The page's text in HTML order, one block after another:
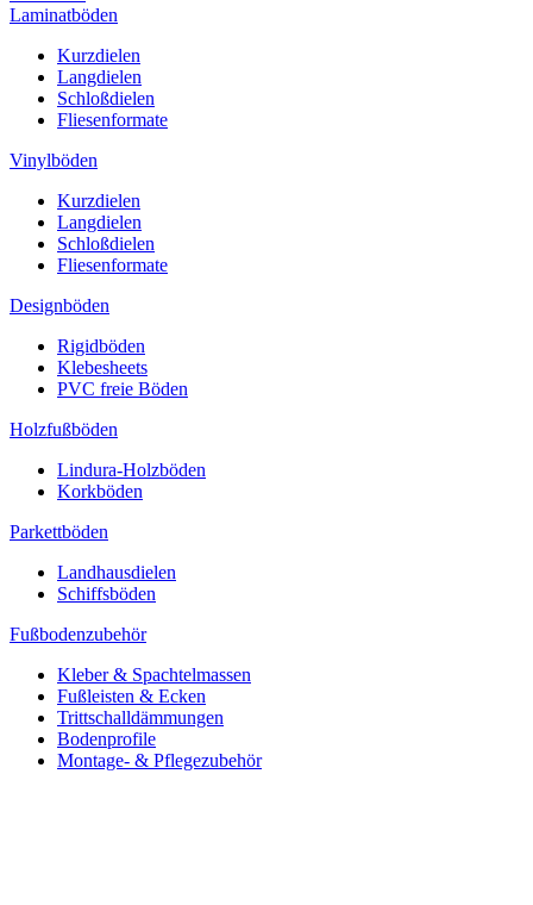
Laminatböden
Kurzdielen
Langdielen
Schloßdielen
Fliesenformate
Vinylböden
Kurzdielen
Langdielen
Schloßdielen
Fliesenformate
Designböden
Rigidböden
Klebesheets
PVC freie Böden
Holzfußböden
Lindura-Holzböden
Korkböden
Parkettböden
Landhausdielen
Schiffsböden
Fußbodenzubehör
Kleber & Spachtelmassen
Fußleisten & Ecken
Trittschalldämmungen
Bodenprofile
Montage- & Pflegezubehör